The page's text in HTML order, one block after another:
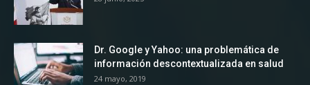
Dr. Google y Yahoo: una problemática de
información descontextualizada en salud
24 mayo, 2019